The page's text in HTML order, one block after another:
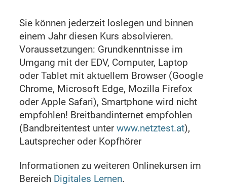
Sie können jederzeit loslegen und binnen
einem Jahr diesen Kurs absolvieren.
Voraussetzungen: Grundkenntnisse im
Umgang mit der EDV, Computer, Laptop
oder Tablet mit aktuellem Browser (Google
Chrome, Microsoft Edge, Mozilla Firefox
oder Apple Safari), Smartphone wird nicht
empfohlen! Breitbandinternet empfohlen
(Bandbreitentest unterwww.netztest.at),
Lautsprecher oder Kopfhörer
Informationen zu weiteren Onlinekursen im
Bereich Digitales Lernen.